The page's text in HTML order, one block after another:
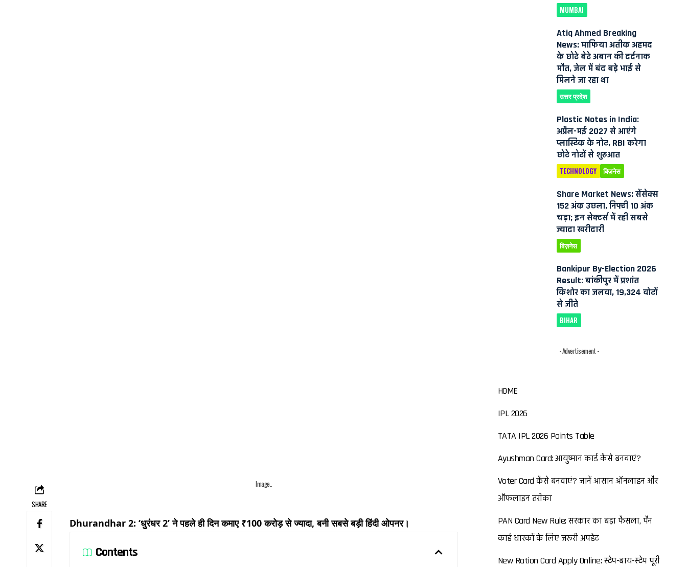
SHARE
Image..
Dhurandhar 2: ‘धुरंधर 2’ ने पहले ही दिन कमाए ₹100 करोड़ से ज्यादा, बनी सबसे बड़ी हिंदी ओपनर।
Contents
MUMBAI
Atiq Ahmed Breaking
News: माफिया अतीक अहमद
के छोटे बेटे अबान की दर्दनाक
मौत, जेल में बंद बड़े भाई से
मिलने जा रहा था
उत्तर प्रदेश
Plastic Notes in India:
अप्रैल-मई 2027 से आएंगे
प्लास्टिक के नोट, RBI करेगा
छोटे नोटों से शुरुआत
TECHNOLOGY बिज़नेस
Share Market News: सेंसेक्स
152 अंक उछला, निफ्टी 10 अंक
चढ़ा; इन सेक्टर्स में रही सबसे
ज्यादा खरीदारी
बिज़नेस
Bankipur By-Election 2026
Result: बांकीपुर में प्रशांत
किशोर का जलवा, 19,324 वोटों
से जीते
BIHAR
- Advertisement -
HOME
IPL 2026
TATA IPL 2026 Points Table
Ayushman Card: आयुष्मान कार्ड कैसे बनवाएं?
Voter Card कैसे बनवाएं? जानें आसान ऑनलाइन और
ऑफलाइन तरीका
PAN Card New Rule: सरकार का बड़ा फैसला, पैन
कार्ड धारकों के लिए जरूरी अपडेट
New Ration Card Apply Online: स्टेप-बाय-स्टेप पूरी